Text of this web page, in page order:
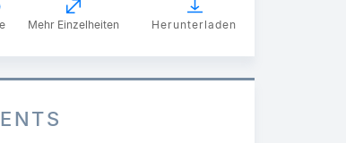
Mehr Einzelheiten Herunterladen